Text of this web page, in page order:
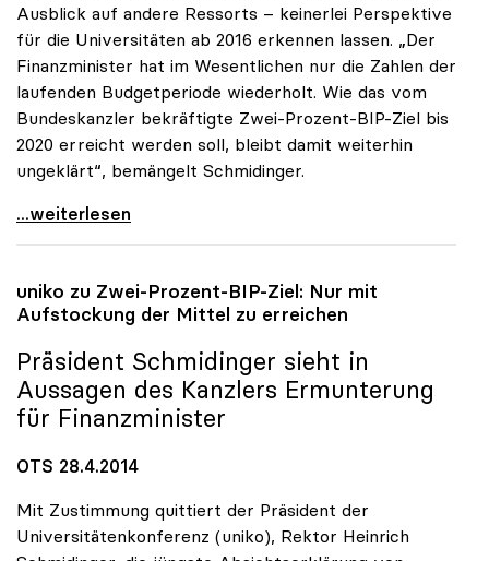
Ausblick auf andere Ressorts – keinerlei Perspektive
für die Universitäten ab 2016 erkennen lassen. „Der
Finanzminister hat im Wesentlichen nur die Zahlen der
laufenden Budgetperiode wiederholt. Wie das vom
Bundeskanzler bekräftigte Zwei-Prozent-BIP-Ziel bis
2020 erreicht werden soll, bleibt damit weiterhin
ungeklärt“, bemängelt Schmidinger.
uniko zu Budgetrede: „Längerfristige Perspektive
...weiterlesen
uniko zu Zwei-Prozent-BIP-Ziel: Nur mit
Aufstockung der Mittel zu erreichen
Präsident Schmidinger sieht in
Aussagen des Kanzlers Ermunterung
für Finanzminister
OTS 28.4.2014
Mit Zustimmung quittiert der Präsident der
Universitätenkonferenz (uniko), Rektor Heinrich